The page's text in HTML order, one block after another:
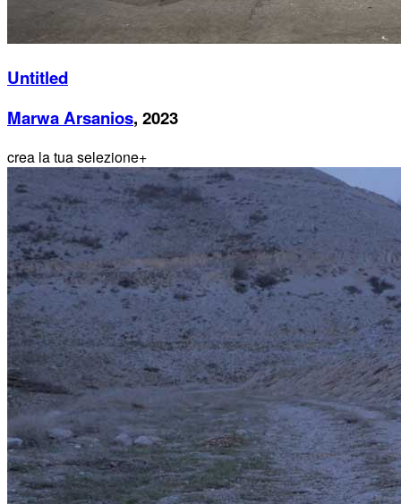
Untitled
Marwa Arsanios, 2023
crea la tua selezione+